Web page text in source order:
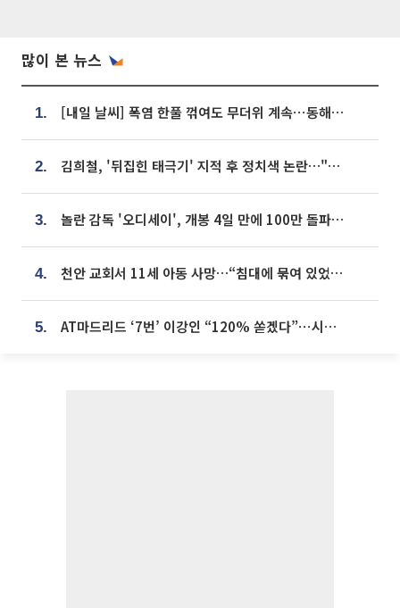
많이 본 뉴스
1. [내일 날씨] 폭염 한풀 꺾여도 무더위 계속⋯동해안 이틀 연속 비
2. 김희철, '뒤집힌 태극기' 지적 후 정치색 논란…"좌우 떠나 우리나라 국기"
3. 놀란 감독 '오디세이', 개봉 4일 만에 100만 돌파⋯'왕사남' 보다 빠르다
4. 천안 교회서 11세 아동 사망…“침대에 묶여 있었다” 진술 확보
5. AT마드리드 ‘7번’ 이강인 “120% 쏟겠다”⋯시메오네 감독 “필요한 선수”